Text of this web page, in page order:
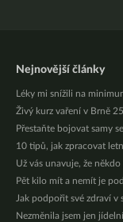
Nejnovější články
Léky mi snížili na
Živý kurz vaření v Brně
Přestaňte bojovat samy
10 tipů, jak zpracovat
Už vás unavuje, že
Pět kilo mít a nemít je
Jak podpořit své zdraví v
Nezměnila jsem jen